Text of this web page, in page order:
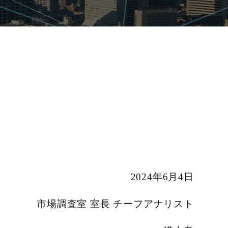
2024年6月4日
市場調査室 室長 チーフアナリスト